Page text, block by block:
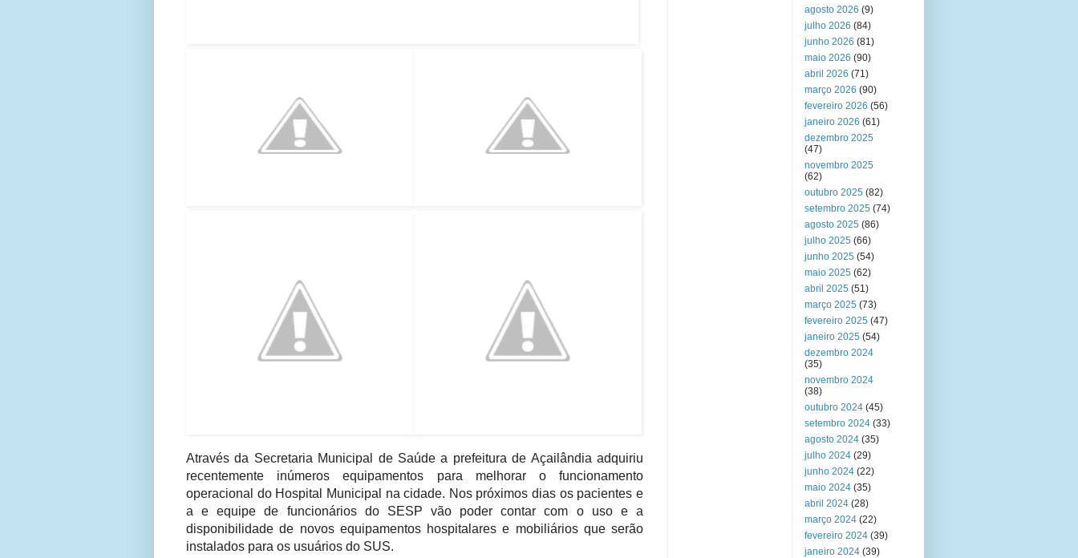
Através da Secretaria Municipal de Saúde a prefeitura de Açailândia adquiriu
recentemente inúmeros equipamentos para melhorar o funcionamento
operacional do Hospital Municipal na cidade. Nos próximos dias os pacientes e
a e equipe de funcionários do SESP vão poder contar com o uso e a
disponibilidade de novos equipamentos hospitalares e mobiliários que serão
instalados para os usuários do SUS.
agosto 2026 (9)
julho 2026 (84)
junho 2026 (81)
maio 2026 (90)
abril 2026 (71)
março 2026 (90)
fevereiro 2026 (56)
janeiro 2026 (61)
dezembro 2025
(47)
novembro 2025
(62)
outubro 2025 (82)
setembro 2025 (74)
agosto 2025 (86)
julho 2025 (66)
junho 2025 (54)
maio 2025 (62)
abril 2025 (51)
março 2025 (73)
fevereiro 2025 (47)
janeiro 2025 (54)
dezembro 2024
(35)
novembro 2024
(38)
outubro 2024 (45)
setembro 2024 (33)
agosto 2024 (35)
julho 2024 (29)
junho 2024 (22)
maio 2024 (35)
abril 2024 (28)
março 2024 (22)
fevereiro 2024 (39)
janeiro 2024 (39)